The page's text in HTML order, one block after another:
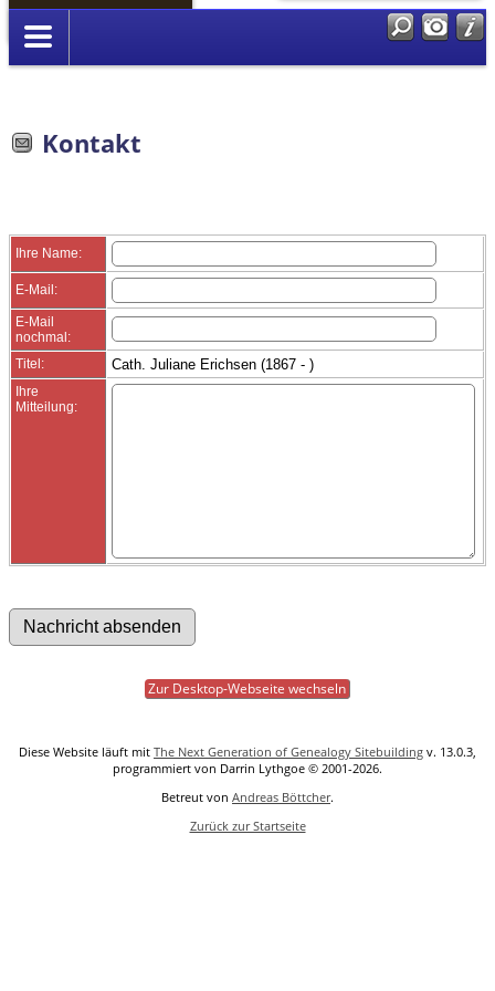
Anmelden
Kontakt
Ihre Name:
E-Mail:
E-Mail
nochmal:
Titel:
Cath. Juliane Erichsen (1867 - )
Ihre
Mitteilung:
Zur Desktop-Webseite wechseln
Diese Website läuft mit The Next Generation of Genealogy Sitebuilding v. 13.0.3,
programmiert von Darrin Lythgoe © 2001-2026.
Betreut von Andreas Böttcher.
Zurück zur Startseite